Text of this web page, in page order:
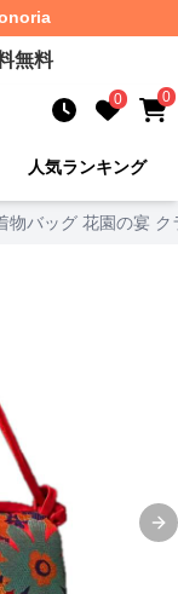
無料
0 0
人気ランキング
物バッグ 花園の宴 ク